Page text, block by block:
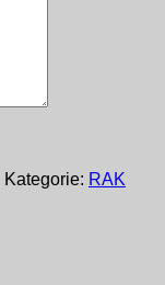
Kategorie: RAK